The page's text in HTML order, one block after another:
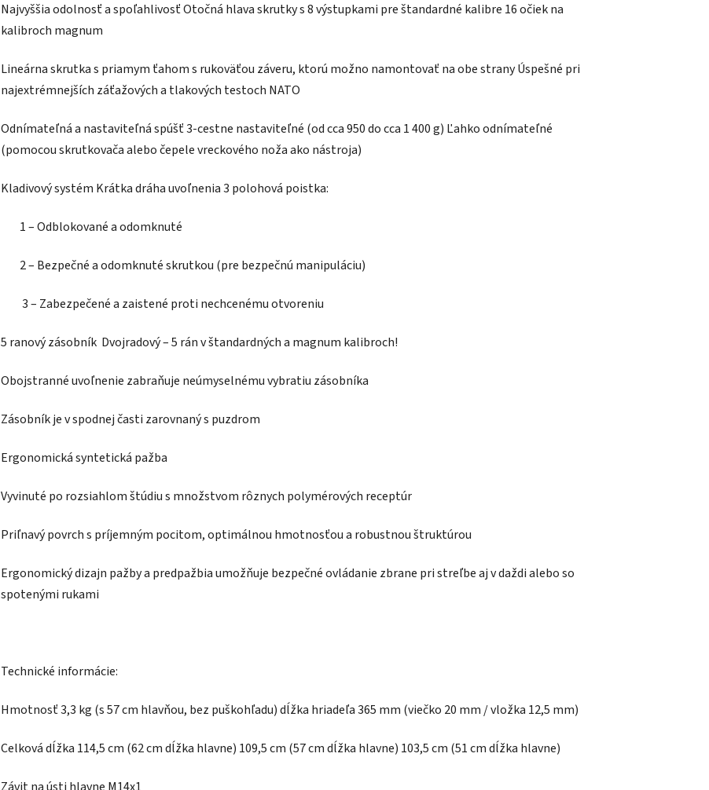
Najvyššia odolnosť a spoľahlivosť Otočná hlava skrutky s 8 výstupkami pre štandardné kalibre 16 očiek na
kalibroch magnum
Lineárna skrutka s priamym ťahom s rukoväťou záveru, ktorú možno namontovať na obe strany Úspešné pri
najextrémnejších záťažových a tlakových testoch NATO
Odnímateľná a nastaviteľná spúšť 3-cestne nastaviteľné (od cca 950 do cca 1 400 g) Ľahko odnímateľné
(pomocou skrutkovača alebo čepele vreckového noža ako nástroja)
Kladivový systém Krátka dráha uvoľnenia 3 polohová poistka:
1 – Odblokované a odomknuté
2 – Bezpečné a odomknuté skrutkou (pre bezpečnú manipuláciu)
3 – Zabezpečené a zaistené proti nechcenému otvoreniu
5 ranový zásobník Dvojradový – 5 rán v štandardných a magnum kalibroch!
Obojstranné uvoľnenie zabraňuje neúmyselnému vybratiu zásobníka
Zásobník je v spodnej časti zarovnaný s puzdrom
Ergonomická syntetická pažba
Vyvinuté po rozsiahlom štúdiu s množstvom rôznych polymérových receptúr
Priľnavý povrch s príjemným pocitom, optimálnou hmotnosťou a robustnou štruktúrou
Ergonomický dizajn pažby a predpažbia umožňuje bezpečné ovládanie zbrane pri streľbe aj v daždi alebo so
spotenými rukami
Technické informácie:
Hmotnosť 3,3 kg (s 57 cm hlavňou, bez puškohľadu) dĺžka hriadeľa 365 mm (viečko 20 mm / vložka 12,5 mm)
Celková dĺžka 114,5 cm (62 cm dĺžka hlavne) 109,5 cm (57 cm dĺžka hlavne) 103,5 cm (51 cm dĺžka hlavne)